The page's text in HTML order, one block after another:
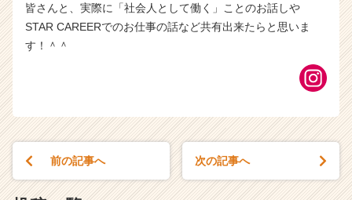
皆さんと、実際に「社会人として働く」ことのお話しや
STAR CAREERでのお仕事の話など共有出来たらと思いま
す！＾＾
前の記事へ 次の記事へ